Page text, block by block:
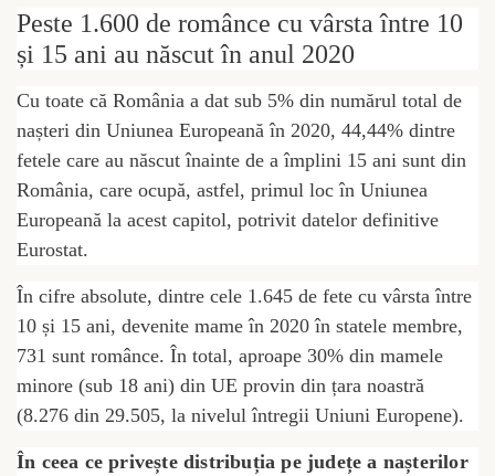
Peste 1.600 de românce cu vârsta între 10
și 15 ani au născut în anul 2020
Cu toate că România a dat sub 5% din numărul total de
nașteri din Uniunea Europeană în 2020, 44,44% dintre
fetele care au născut înainte de a împlini 15 ani sunt din
România, care ocupă, astfel, primul loc în Uniunea
Europeană la acest capitol, potrivit datelor definitive
Eurostat.
În cifre absolute, dintre cele 1.645 de fete cu vârsta între
10 și 15 ani, devenite mame în 2020 în statele membre,
731 sunt românce. În total, aproape 30% din mamele
minore (sub 18 ani) din UE provin din țara noastră
(8.276 din 29.505, la nivelul întregii Uniuni Europene).
În ceea ce privește distribuția pe județe a nașterilor